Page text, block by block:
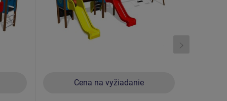
Cena na vyžiadanie